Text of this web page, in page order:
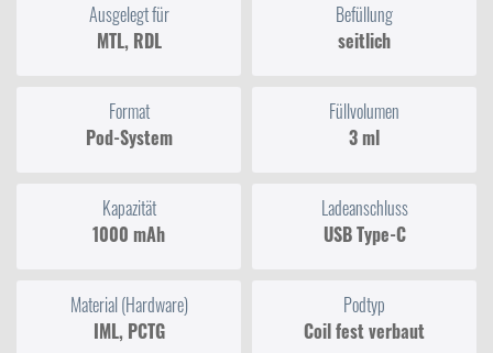
Ausgelegt für
MTL, RDL
Befüllung
seitlich
Format
Pod-System
Füllvolumen
3 ml
Kapazität
1000 mAh
Ladeanschluss
USB Type-C
Material (Hardware)
IML, PCTG
Podtyp
Coil fest verbaut